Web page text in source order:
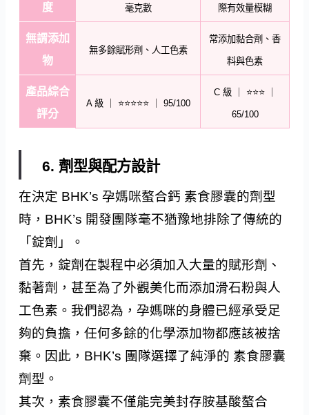
度
毫克數 際有效量模糊
無謂添加
物
無多餘賦形劑、人工色素
常添加黏合劑、香
料與色素
產品綜合
評分
A 級 ｜ ⭐⭐⭐⭐⭐ ｜ 95/100
C 級 ｜ ⭐⭐⭐ ｜
65/100
6. 劑型與配方設計
在決定 BHK’s 孕媽咪螯合鈣 素食膠囊的劑型
時，BHK’s 開發團隊毫不猶豫地排除了傳統的
「錠劑」。
首先，錠劑在製程中必須加入大量的賦形劑、
黏著劑，甚至為了外觀美化而添加滑石粉與人
工色素。我們認為，孕媽咪的身體已經承受足
夠的負擔，任何多餘的化學添加物都應該被捨
棄。因此，BHK’s 團隊選擇了純淨的 素食膠囊
劑型。
其次，素食膠囊不僅能完美封存胺基酸螯合